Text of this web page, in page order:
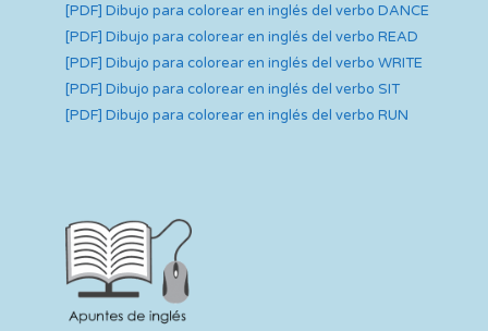
[PDF] Dibujo para colorear en inglés del verbo DANCE
[PDF] Dibujo para colorear en inglés del verbo READ
[PDF] Dibujo para colorear en inglés del verbo WRITE
[PDF] Dibujo para colorear en inglés del verbo SIT
[PDF] Dibujo para colorear en inglés del verbo RUN